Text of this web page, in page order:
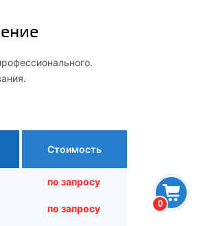
0
Стоимость
по запросу
по запросу